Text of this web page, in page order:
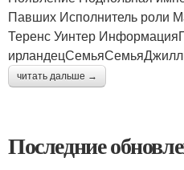
Павших Исполнитель роли
Теренс Уинтер
читать дальше →
Последние